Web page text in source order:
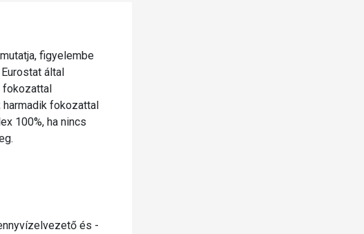
figyelembe
által
fokozattal
fokozattal
100%, ha nincs
és -